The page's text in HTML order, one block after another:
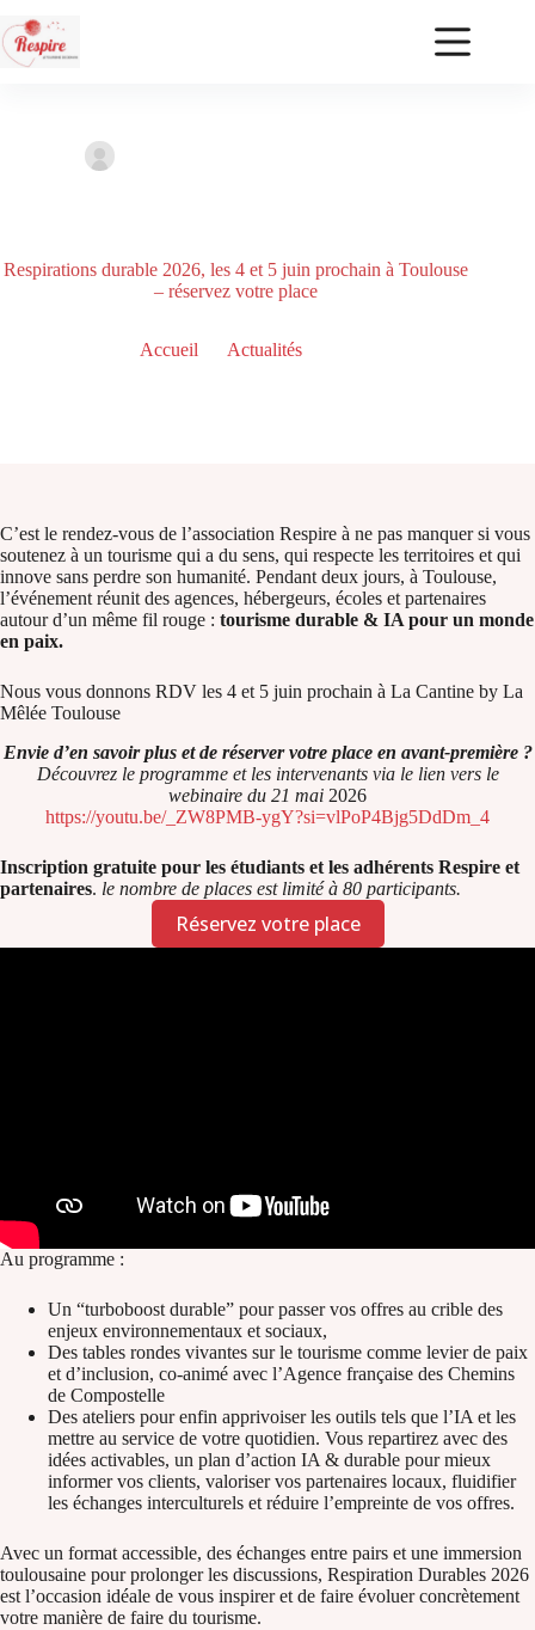
Respirations durable 2026, les 4 et 5 juin prochain à Toulouse
– réservez votre place
Accueil
Actualités
C’est le rendez-vous de l’association Respire à ne pas manquer si vous
soutenez à un tourisme qui a du sens, qui respecte les territoires et qui
innove sans perdre son humanité. Pendant deux jours, à Toulouse,
l’événement réunit des agences, hébergeurs, écoles et partenaires
autour d’un même fil rouge : tourisme durable & IA pour un monde
en paix.
Nous vous donnons RDV les 4 et 5 juin prochain à La Cantine by La
Mêlée Toulouse
Envie d’en savoir plus et de réserver votre place en avant-première ?
Découvrez le programme et les intervenants via le lien vers le
webinaire du 21 mai 2026
https://youtu.be/_ZW8PMB-ygY?si=vlPoP4Bjg5DdDm_4
Inscription gratuite pour les étudiants et les adhérents Respire et
partenaires. le nombre de places est limité à 80 participants.
Réservez votre place
Au programme :
Un “turboboost durable” pour passer vos offres au crible des
enjeux environnementaux et sociaux,
Des tables rondes vivantes sur le tourisme comme levier de paix
et d’inclusion, co-animé avec l’Agence française des Chemins
de Compostelle
Des ateliers pour enfin apprivoiser les outils tels que l’IA et les
mettre au service de votre quotidien. Vous repartirez avec des
idées activables, un plan d’action IA & durable pour mieux
informer vos clients, valoriser vos partenaires locaux, fluidifier
les échanges interculturels et réduire l’empreinte de vos offres.
Avec un format accessible, des échanges entre pairs et une immersion
toulousaine pour prolonger les discussions, Respiration Durables 2026
est l’occasion idéale de vous inspirer et de faire évoluer concrètement
votre manière de faire du tourisme.